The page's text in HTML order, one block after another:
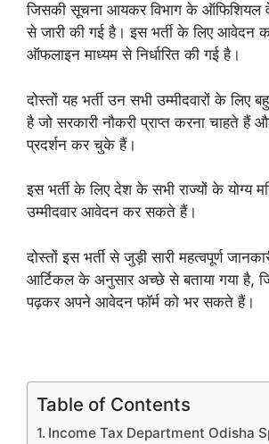
जिसकी सूचना आयकर विभाग के ऑफिशियल
से जारी की गई है। इस भर्ती के लिए आवेदन
ऑफलाइन माध्यम से निर्धारित की गई है।
दोस्तों यह भर्ती उन सभी उम्मीदवारों के लिए
है जो सरकारी नौकरी प्राप्त करना चाहते हैं
प्रदर्शन कर चुके हैं।
इस भर्ती के लिए देश के सभी राज्यों के योग्य
उम्मीदवार आवेदन कर सकते हैं।
दोस्तों इस भर्ती से जुड़ी सारी महत्वपूर्ण
आर्टिकल के अनुसार अच्छे से बताया गया है,
पढ़कर अपने आवेदन फॉर्म को भर सकते हैं।
Table of Contents
Income Tax Department Odisha